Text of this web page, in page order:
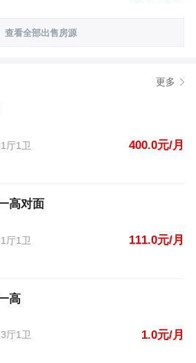
查看全部出售房源
更多
厅1卫 400.0元/月
高对面
厅1卫 111.0元/月
高
厅1卫 1.0元/月